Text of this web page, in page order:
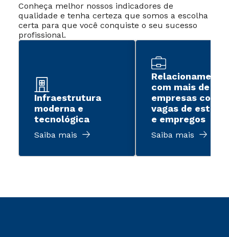
Conheça melhor nossos indicadores de
qualidade e tenha certeza que somos a escolha
certa para que você conquiste o seu sucesso
profissional.
Infraestrutura
moderna e
tecnológica
Saiba mais
Relacionamento
com mais de 2
empresas com
vagas de estágio
e empregos
Saiba mais